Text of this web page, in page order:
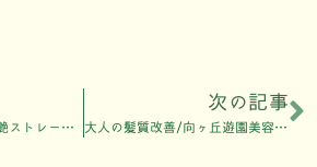
深みレッドで魅せる艶ストレート/登戸美容室808nalu
次の記事
大人の髪質改善/向ヶ丘遊園美容室808air